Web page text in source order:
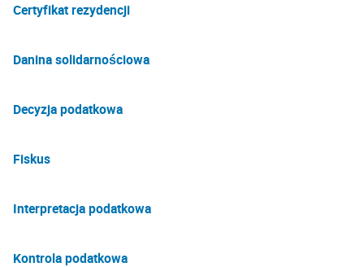
Certyfikat rezydencji
Danina solidarnościowa
Decyzja podatkowa
Fiskus
Interpretacja podatkowa
Kontrola podatkowa